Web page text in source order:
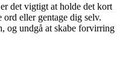
det vigtigt at holde det kort
eller gentage dig selv.
undgå at skabe forvirring